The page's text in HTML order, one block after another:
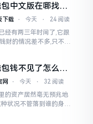
中文版在哪找？
坑
下载 ⋅ 今天 ⋅ 24 阅读
经有两三年时间了,它跟
财的情况差不多,只不过
钱不见了怎么
手把手教你找回
网 ⋅ 今天 ⋅ 32 阅读
的资产居然毫无预兆地
状况不管落到谁的身上,